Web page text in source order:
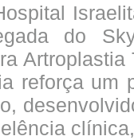
do
Artroplastia
reforça um